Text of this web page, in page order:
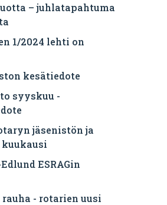
– juhlatapahtuma
1/2024 lehti on
kesätiedote
syyskuu -
jäsenistön ja
ESRAGin
- rotarien uusi